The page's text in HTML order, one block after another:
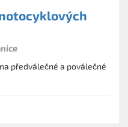
předválečné a poválečné